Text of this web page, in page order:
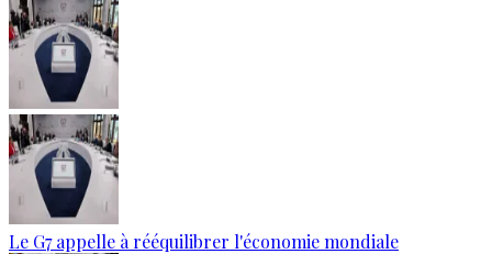
Le G7 appelle à rééquilibrer l'économie mondiale